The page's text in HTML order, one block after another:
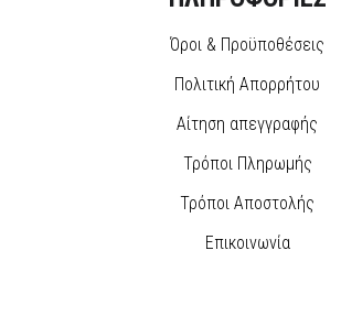
Όροι & Προϋποθέσεις
Πολιτική Απορρήτου
Αίτηση απεγγραφής
Τρόποι Πληρωμής
Τρόποι Αποστολής
Επικοινωνία